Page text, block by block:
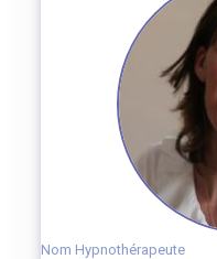
Nom Hypnothérapeute